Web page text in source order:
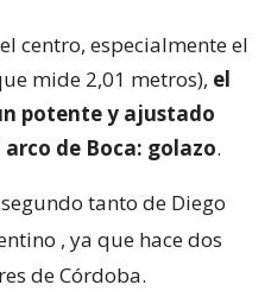
centro, especialmente el
mide 2,01 metros), el
potente y ajustado
de Boca: golazo.
tanto de Diego
, ya que hace dos
de Córdoba.